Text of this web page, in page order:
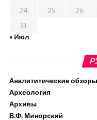
24
25 26
31
« Июл
Аналититические
Археология
Архивы
В.Ф. Минорский